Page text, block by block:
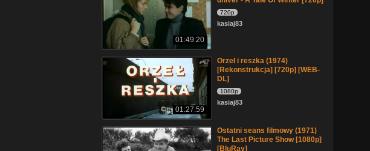
01:49:20
720p
kasiaj83
01:27:59
Orzeł i reszka (1974)
[Rekonstrukcja] [720p] [WEB-
DL]
1080p
kasiaj83
Ostatni seans filmowy (1971)
The Last Picture Show [1080p]
[BluRay]